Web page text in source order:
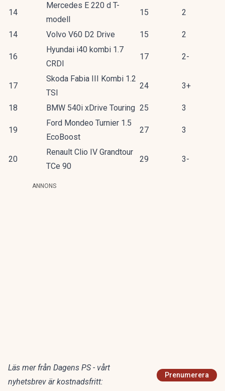
14
Mercedes E 220 d T-
modell
15 2
14 Volvo V60 D2 Drive 15 2
16
Hyundai i40 kombi 1.7
CRDI
17 2-
17
Skoda Fabia III Kombi 1.2
TSI
24 3+
18 BMW 540i xDrive Touring 25 3
19
Ford Mondeo Turnier 1.5
EcoBoost
27 3
20
Renault Clio IV Grandtour
TCe 90
29 3-
ANNONS
Läs mer från Dagens PS - vårt
nyhetsbrev är kostnadsfritt:
Prenumerera